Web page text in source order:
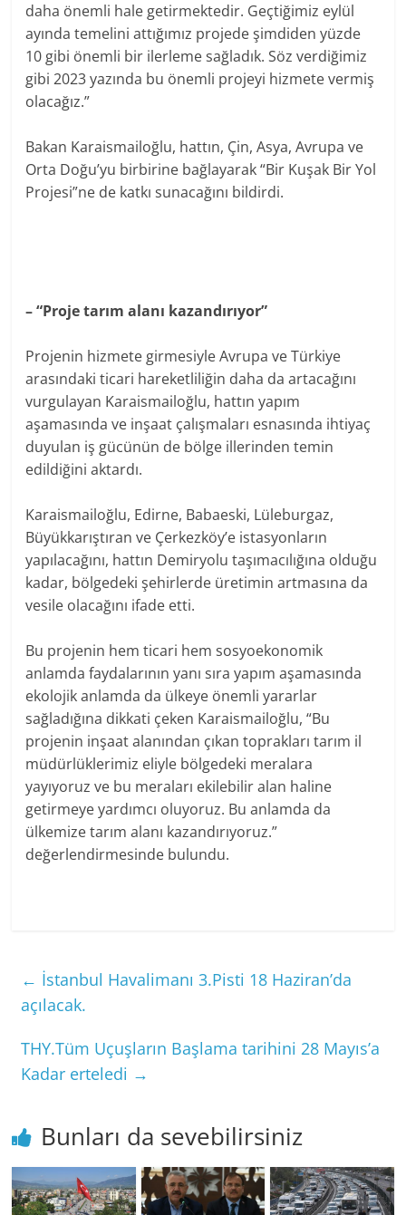
daha önemli hale getirmektedir. Geçtiğimiz eylül
ayında temelini attığımız projede şimdiden yüzde
10 gibi önemli bir ilerleme sağladık. Söz verdiğimiz
gibi 2023 yazında bu önemli projeyi hizmete vermiş
olacağız.”
Bakan Karaismailoğlu, hattın, Çin, Asya, Avrupa ve
Orta Doğu’yu birbirine bağlayarak “Bir Kuşak Bir Yol
Projesi”ne de katkı sunacağını bildirdi.
– “Proje tarım alanı kazandırıyor”
Projenin hizmete girmesiyle Avrupa ve Türkiye
arasındaki ticari hareketliliğin daha da artacağını
vurgulayan Karaismailoğlu, hattın yapım
aşamasında ve inşaat çalışmaları esnasında ihtiyaç
duyulan iş gücünün de bölge illerinden temin
edildiğini aktardı.
Karaismailoğlu, Edirne, Babaeski, Lüleburgaz,
Büyükkarıştıran ve Çerkezköy’e istasyonların
yapılacağını, hattın Demiryolu taşımacılığına olduğu
kadar, bölgedeki şehirlerde üretimin artmasına da
vesile olacağını ifade etti.
Bu projenin hem ticari hem sosyoekonomik
anlamda faydalarının yanı sıra yapım aşamasında
ekolojik anlamda da ülkeye önemli yararlar
sağladığına dikkati çeken Karaismailoğlu, “Bu
projenin inşaat alanından çıkan toprakları tarım il
müdürlüklerimiz eliyle bölgedeki meralara
yayıyoruz ve bu meraları ekilebilir alan haline
getirmeye yardımcı oluyoruz. Bu anlamda da
ülkemize tarım alanı kazandırıyoruz.”
değerlendirmesinde bulundu.
← İstanbul Havalimanı 3.Pisti 18 Haziran’da
açılacak.
THY.Tüm Uçuşların Başlama tarihini 28 Mayıs’a
Kadar erteledi →
Bunları da sevebilirsiniz